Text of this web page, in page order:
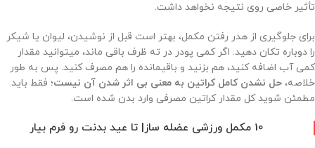
تأثیر خاصی روی نتیجه نخواهد داشت.
برای جلوگیری از هدر رفتن مکمل، بهتر است قبل از نوشیدن، لیوان یا شیکر
را دوباره تکان دهید. اگر کمی پودر در ته ظرف باقی ماند، میتوانید مقدار
کمی آب اضافه کنید، هم بزنید و باقیمانده را هم مصرف کنید. پس به طور
خلاصه، حل نشدن کامل کراتین به معنی بی اثر شدن آن نیست؛ فقط باید
مطمئن شوید کل مقدار کراتین مصرفی وارد بدن شده است.
10 مکمل ورزشی عضله ساز| تا عید بدنت رو فرم بیار